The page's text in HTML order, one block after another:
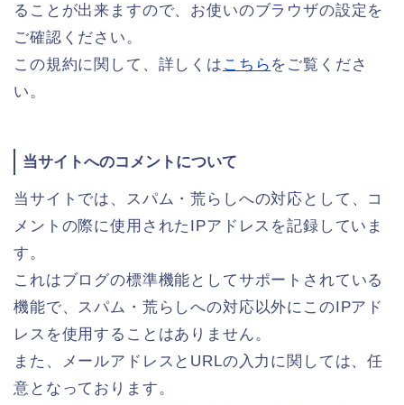
ることが出来ますので、お使いのブラウザの設定を
ご確認ください。
この規約に関して、詳しくは こちら をご覧くださ
い。
当サイトへのコメントについて
当サイトでは、スパム・荒らしへの対応として、コ
メントの際に使用されたIPアドレスを記録していま
す。
これはブログの標準機能としてサポートされている
機能で、スパム・荒らしへの対応以外にこのIPアド
レスを使用することはありません。
また、メールアドレスとURLの入力に関しては、任
意となっております。